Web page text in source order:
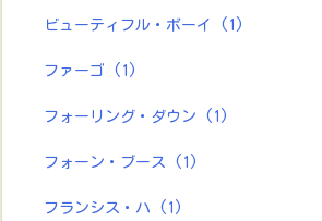
ビューティフル・ボーイ (1)
ファーゴ (1)
フォーリング・ダウン (1)
フォーン・ブース (1)
フランシス・ハ (1)